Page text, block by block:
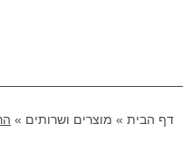
דף הבית » מוצרים ושרותים »